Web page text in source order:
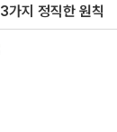
3가지 정직한 원칙